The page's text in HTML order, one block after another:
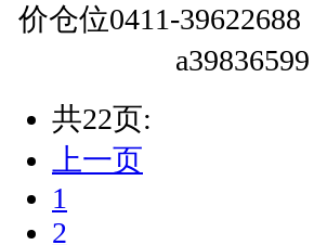
价仓位0411-
共22页:
上一页
1
2